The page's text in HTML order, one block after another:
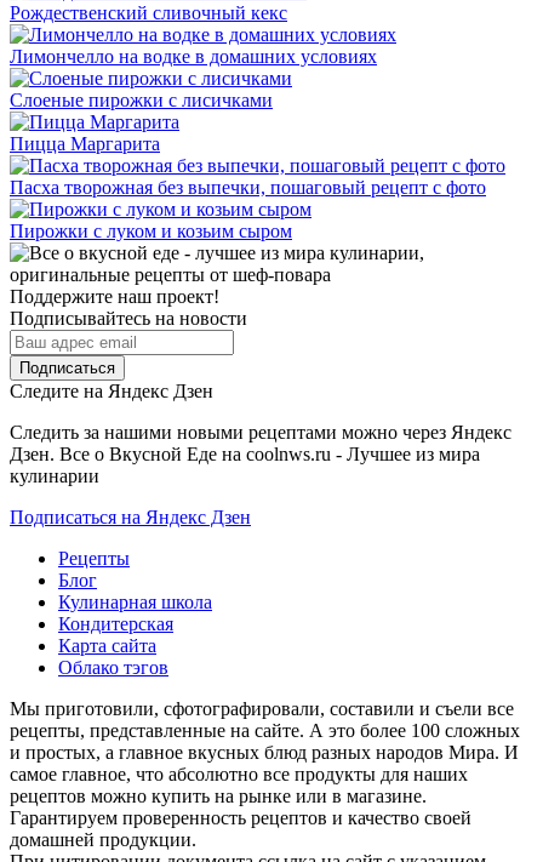
Рождественский сливочный кекс
Лимончелло на водке в домашних условиях
Слоеные пирожки с лисичками
Пицца Маргарита
Пасха творожная без выпечки, пошаговый рецепт с фото
Пирожки с луком и козьим сыром
Поддержите наш проект!
Подписывайтесь на новости
Следите на Яндекс Дзен
Следить за нашими новыми рецептами можно через Яндекс
Дзен. Все о Вкусной Еде на coolnws.ru - Лучшее из мира
кулинарии
Подписаться на Яндекс Дзен
Рецепты
Блог
Кулинарная школа
Кондитерская
Карта сайта
Облако тэгов
Мы приготовили, сфотографировали, составили и съели все
рецепты, представленные на сайте. А это более 100 сложных
и простых, а главное вкусных блюд разных народов Мира. И
самое главное, что абсолютно все продукты для наших
рецептов можно купить на рынке или в магазине.
Гарантируем проверенность рецептов и качество своей
домашней продукции.